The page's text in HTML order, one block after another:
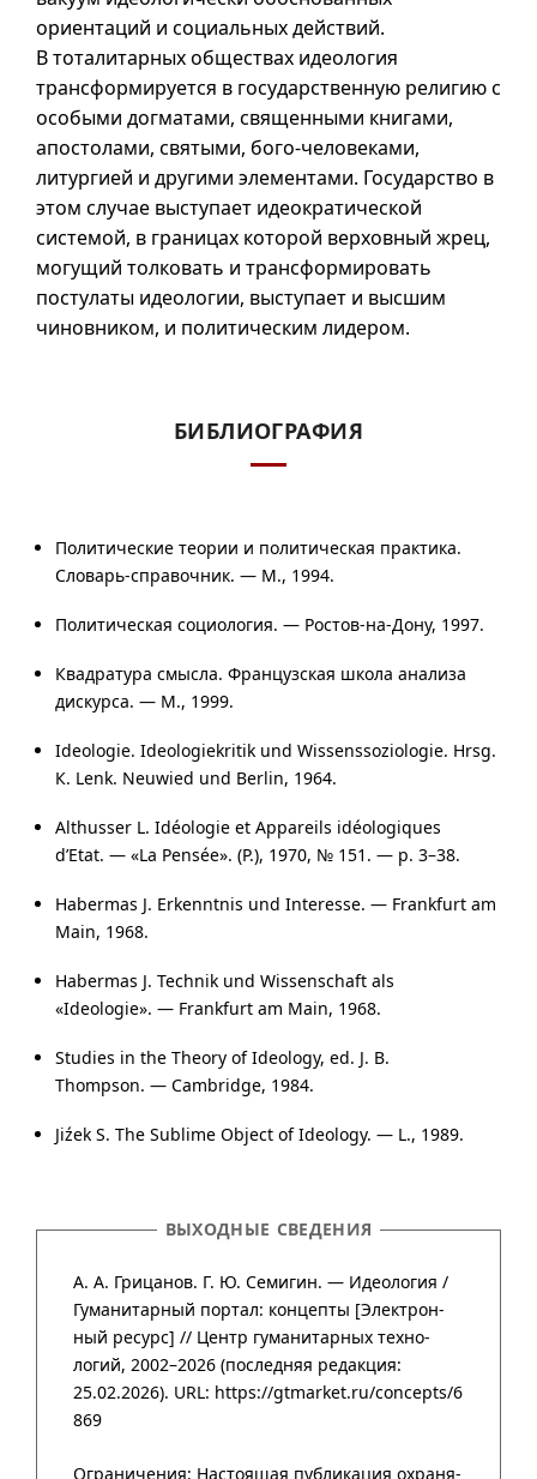
ориентаций и социальных действий.
В тоталитарных обществах идеология
трансформируется в государственную религию с
особыми догматами, священными книгами,
апостолами, святыми, бого-человеками,
литургией и другими элементами. Государство в
этом случае выступает идеократической
системой, в границах которой верховный жрец,
могущий толковать и трансформировать
постулаты идеологии, выступает и высшим
чиновником, и политическим лидером.
БИБЛИОГРАФИЯ
Политические теории и политическая практика.
Словарь-справочник. — М., 1994.
Политическая социология. — Ростов-на-Дону, 1997.
Квадратура смысла. Французская школа анализа
дискурса. — М., 1999.
Ideologie. Ideologiekritik und Wissenssoziologie. Hrsg.
К. Lenk. Neuwied und Berlin, 1964.
Althusser L. Idéologie et Appareils idéologiques
d’Etat. — «La Pensée». (P.), 1970, № 151 . — p. 3–38.
Habermas J. Erkenntnis und Interesse. — Frankfurt am
Main, 1968.
Habermas J. Technik und Wissenschaft als
«Ideologie». — Frankfurt am Main, 1968.
Studies in the Theory of Ideology, ed. J. B.
Thompson. — Cambridge, 1984.
Jiźek S. The Sublime Object of Ideology. — L., 1989.
ВЫХОДНЫЕ СВЕДЕНИЯ
А. А. Грицанов. Г. Ю. Семигин. — Идеология /
Гума­нитар­ный портал: концепты [Элект­рон­
ный ресурс] // Центр гума­нитар­ных техно­
логий, 2002–2026 (после­дняя редак­ция:
25.02.2026). URL: https://gtmarket.ru/concepts/6
869